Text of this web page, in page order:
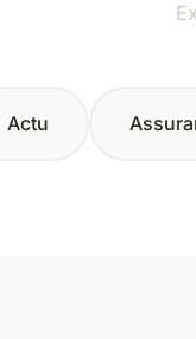
Actu